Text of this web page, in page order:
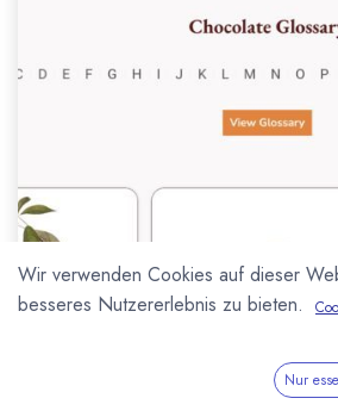
Wir verwenden Cookies auf dieser
besseres Nutzererlebnis zu bieten.
Nur